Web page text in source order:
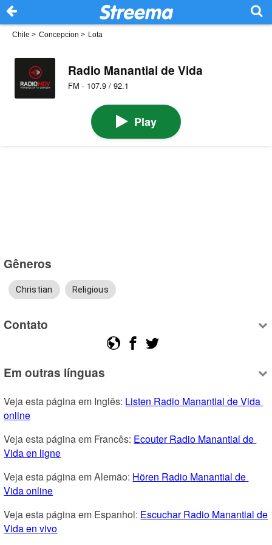
Chile > Concepcion > Lota
Radio Manantial de Vida
FM · 107.9 / 92.1
Play
Gêneros
Christian Religious
Contato
Em outras línguas
Veja esta página em Inglês: Listen Radio Manantial de Vida
online
Veja esta página em Francês: Ecouter Radio Manantial de
Vida en ligne
Veja esta página em Alemão: Hören Radio Manantial de
Vida online
Veja esta página em Espanhol: Escuchar Radio Manantial de
Vida en vivo